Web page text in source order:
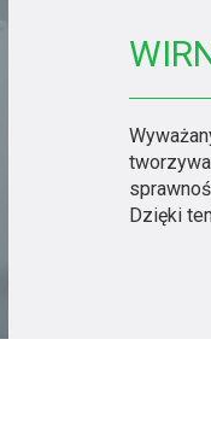
Dzięki